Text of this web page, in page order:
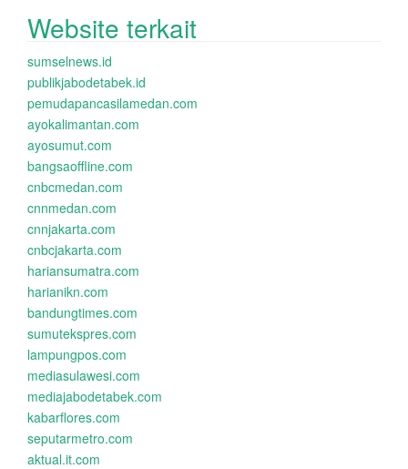
Website terkait
sumselnews.id
publikjabodetabek.id
pemudapancasilamedan.com
ayokalimantan.com
ayosumut.com
bangsaoffline.com
cnbcmedan.com
cnnmedan.com
cnnjakarta.com
cnbcjakarta.com
hariansumatra.com
harianikn.com
bandungtimes.com
sumutekspres.com
lampungpos.com
mediasulawesi.com
mediajabodetabek.com
kabarflores.com
seputarmetro.com
aktual.it.com